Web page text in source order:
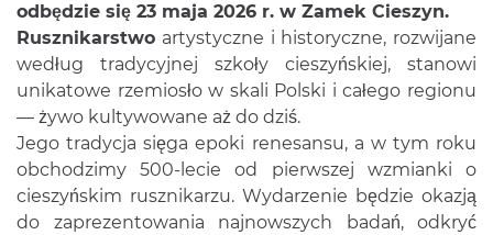
odbędzie się 23 maja 2026 r. w Zamek Cieszyn.
Rusznikarstwo artystyczne i historyczne, rozwijane
według tradycyjnej szkoły cieszyńskiej, stanowi
unikatowe rzemiosło w skali Polski i całego regionu
— żywo kultywowane aż do dziś.
Jego tradycja sięga epoki renesansu, a w tym roku
obchodzimy 500-lecie od pierwszej wzmianki o
cieszyńskim rusznikarzu. Wydarzenie będzie okazją
do zaprezentowania najnowszych badań, odkryć